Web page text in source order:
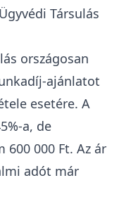
Társulás
országosan
ajánlatot
esetére. A
a, de
000 Ft. Az ár
adót már